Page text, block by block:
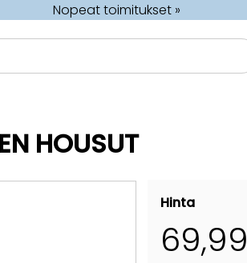
Nopeat toimitukset »
HOUSUT
Hinta
69,99